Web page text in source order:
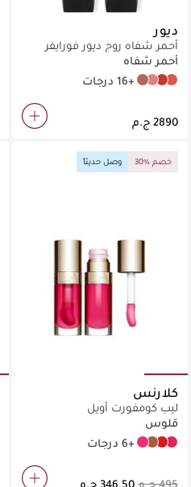
ديور
أحمر شفاه روج ديور فورايفر
أحمر شفاه
999 Forever Dior
626 Forever Famous
462 Forever Paris
300 Forever Nude Style+16 درجات
30% خصم وصل حديثاً
كلارنس
ليب كومفورت أويل
قلوس
04 Pitaya
08 Strawberry
09 Chocolate
02 Raspberry +6 درجات